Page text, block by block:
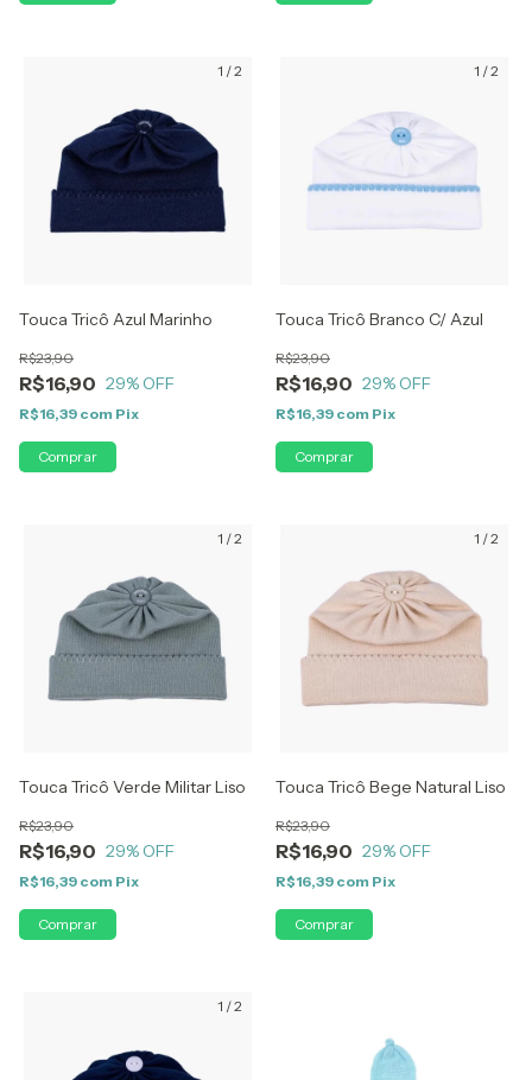
1 /2
Touca Tricô Azul Marinho
R$16,90
R$23,90
29% OFF
R$16,39 com Pix
1 /2
Touca Tricô Branco C/ Azul
R$16,90
R$23,90
29% OFF
R$16,39 com Pix
1 /2
Touca Tricô Verde Militar Liso
R$16,90
R$23,90
29% OFF
R$16,39 com Pix
1 /2
Touca Tricô Bege Natural Liso
R$16,90
R$23,90
29% OFF
R$16,39 com Pix
1 /2